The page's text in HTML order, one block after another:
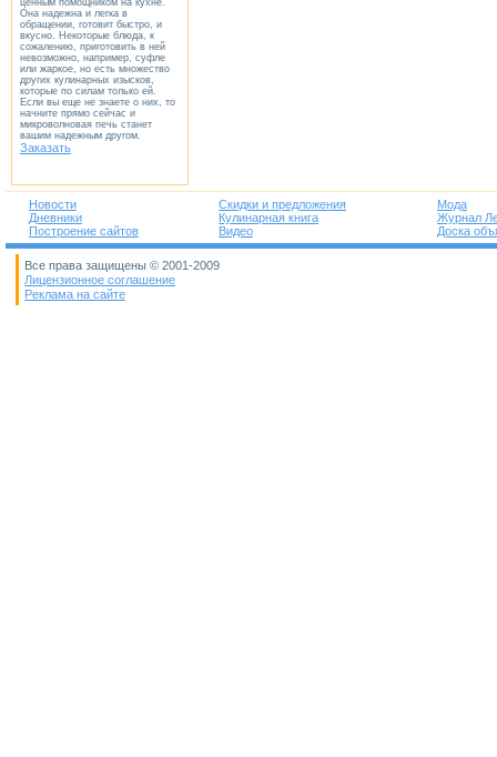
ценным помощником на кухне.
Она надежна и легка в
обращении, готовит быстро, и
вкусно. Некоторые блюда, к
сожалению, приготовить в ней
невозможно, например, суфле
или жаркое, но есть множество
других кулинарных изысков,
которые по силам только ей.
Если вы еще не знаете о них, то
начните прямо сейчас и
микроволновая печь станет
вашим надежным другом.
Заказать
Новости Скидки и предложения
Мода
Дневники
Кулинарная книга
Журнал
Построение сайтов
Видео Доска
Все права защищены © 2001-2009
Лицензионное соглашение
Реклама на сайте